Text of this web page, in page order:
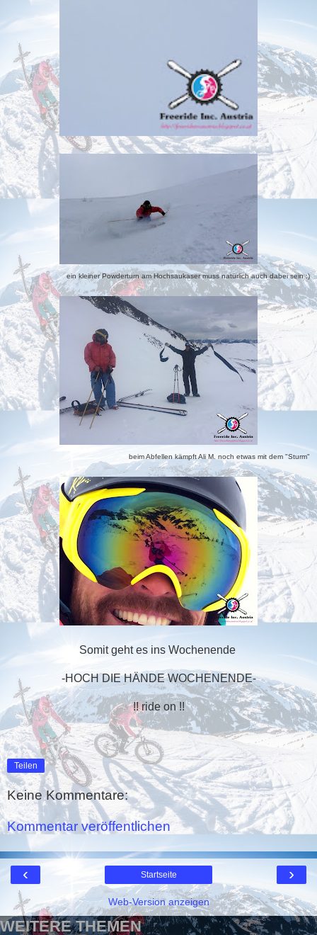
ein kleiner Powderturn am Hochsaukaser muss natürlich auch dabei sein :)
beim Abfellen kämpft Ali M. noch etwas mit dem "Sturm"
Somit geht es ins Wochenende
-HOCH DIE HÄNDE WOCHENENDE-
!! ride on !!
Teilen
Keine Kommentare:
Kommentar veröffentlichen
‹ ›
Startseite
Web-Version anzeigen
WEITERE THEMEN